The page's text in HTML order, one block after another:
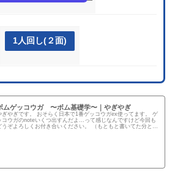
1人回し(２面)
ムゲッコウガ 〜ボム基礎学〜｜やぎやぎ
ぎやぎです。 おそらく日本で1番ゲッコウガex使ってます。 ゲ
コウガのnoteいくつ出すんだよ…って感じなんですけど今回も
うぞよろしくお付き合いください。 （もともと書いてた分と、